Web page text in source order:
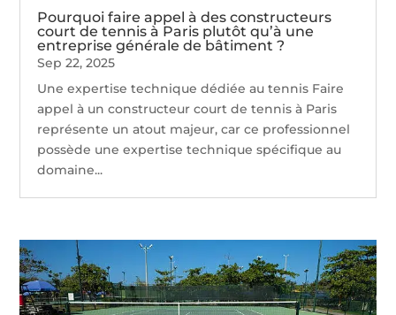
Pourquoi faire appel à des constructeurs
court de tennis à Paris plutôt qu’à une
entreprise générale de bâtiment ?
Sep 22, 2025
Une expertise technique dédiée au tennis Faire
appel à un constructeur court de tennis à Paris
représente un atout majeur, car ce professionnel
possède une expertise technique spécifique au
domaine...